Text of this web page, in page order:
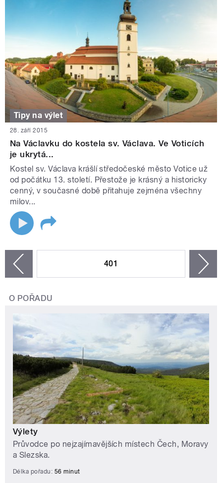
Tipy na výlet
28. září 2015
Na Václavku do kostela sv. Václava. Ve Voticích
je ukrytá...
Kostel sv. Václava krášlí středočeské město Votice už
od počátku 13. století. Přestože je krásný a historicky
cenný, v současné době přitahuje zejména všechny
milov...
401
O POŘADU
Výlety
Průvodce po nejzajímavějších místech Čech, Moravy
a Slezska.
Délka pořadu: 56 minut